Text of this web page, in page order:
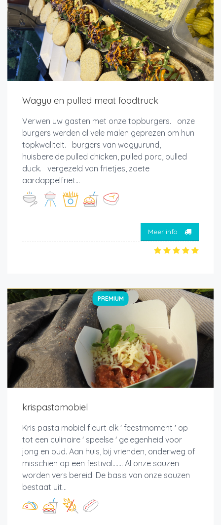
Wagyu en pulled meat foodtruck
Verwen uw gasten met onze topburgers. onze
burgers werden al vele malen geprezen om hun
topkwaliteit. burgers van wagyurund,
huisbereide pulled chicken, pulled porc, pulled
duck. vergezeld van frietjes, zoete
aardappelfriet...
Meer info
PREMIUM
krispastamobiel
Kris pasta mobiel fleurt elk ' feestmoment ' op
tot een culinaire ' speelse ' gelegenheid voor
jong en oud. Aan huis, bij vrienden, onderweg of
misschien op een festival....... Al onze sauzen
worden vers bereid. De basis van onze sauzen
bestaat uit...